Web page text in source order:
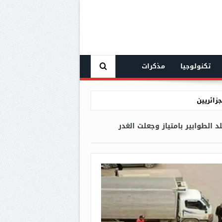
تكنولوجيا مذكرات
بامتياز وجعلت الغدر